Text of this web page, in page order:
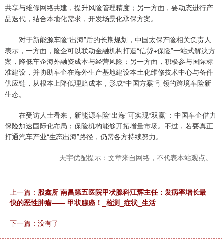
共享与维修网络共建，提升风险管理精度；另一方面，要动态进行产
品迭代，结合本地化需求，开发场景化承保方案。
对于新能源车险“出海”后的长期规划，中国太保产险相关负责人
表示，一方面，险企可以联动金融机构打造“信贷+保险”一站式解决方
案，降低车企海外融资成本与经营风险；另一方面，积极参与国际标
准建设，并协助车企在海外生产基地建设本土化维修技术中心与备件
供应链，从根本上降低理赔成本，形成“中国方案”引领的跨境车险新
生态。
在受访人士看来，新能源车险“出海”可实现“双赢”：中国车企借力
保险加速国际化布局；保险机构能够开拓增量市场。不过，若要真正
打通汽车产业“生态出海”路径，仍需各方持续努力。
天宇优配提示：文章来自网络，不代表本站观点。
上一篇： 股鑫所 南昌第五医院甲状腺科江辉主任：发病率增长最
快的恶性肿瘤—— 甲状腺癌！_检测_症状_生活
下一篇：没有了